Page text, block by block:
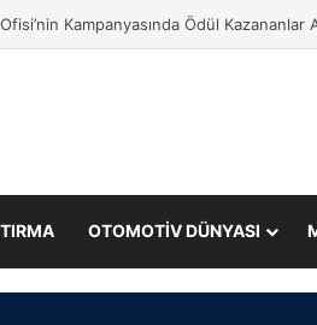
2026 Yılı İlk Yarıyıl Finansal
OTOMOTİV DÜNYASI